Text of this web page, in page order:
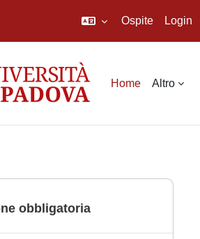
Ospite Login
Home Altro
obbligatoria